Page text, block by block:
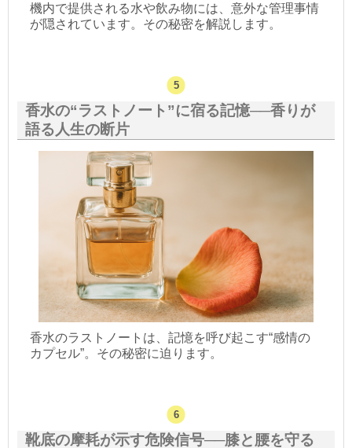
機内で提供される水や飲み物には、意外な管理事情
が隠されています。その秘密を解説します。
香水の“ラストノート”に宿る記憶──香りが
語る人生の断片
香水のラストノートは、記憶を呼び起こす“感情の
カプセル”。その秘密に迫ります。
靴底の摩耗が示す危険信号──膝と腰を守る